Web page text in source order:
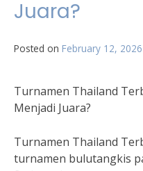
Juara?
Posted on February 12, 2026
Turnamen Thailand
Menjadi Juara?
Turnamen Thailand
turnamen bulutangkis